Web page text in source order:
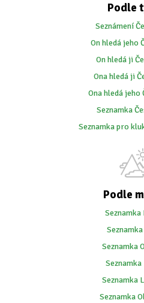
Podle
Seznámení
On hledá jeho
On hledá ji
Ona hledá ji
Ona hledá jeho
Seznamka
Seznamka pro
Podle
Seznamka
Seznamka
Seznamka
Seznamka
Seznamka